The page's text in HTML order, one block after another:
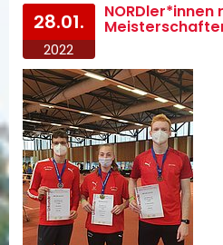
28.01.
2022